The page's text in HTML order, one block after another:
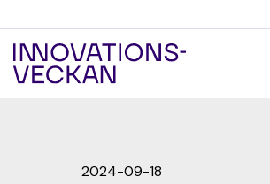
2024-09-18